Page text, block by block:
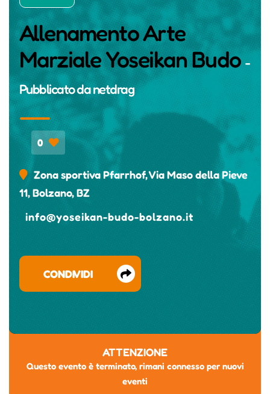
Allenamento Arte
Marziale Yoseikan Budo-
Pubblicato danetdrag
0
Zona sportiva Pfarrhof, Via Maso della Pieve
11, Bolzano, BZ
info@yoseikan-budo-bolzano.it
CONDIVIDI
ATTENZIONE
Questo evento è terminato, rimani connesso per nuovi
eventi